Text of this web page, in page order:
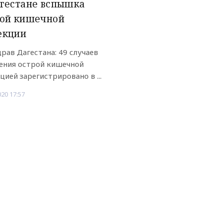
вспышка
кишечной
Дагестана: 49 случаев
острой кишечной
зарегистрировано в ...
17:57